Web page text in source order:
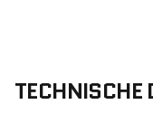
TECHNISCHE